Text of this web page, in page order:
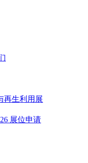
再生利用展
展位申请